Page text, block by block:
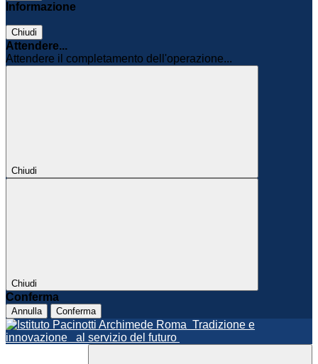
Informazione
Chiudi
Attendere...
Attendere il completamento dell'operazione...
Chiudi
Chiudi
Conferma
Annulla Conferma
Roma Tradizione e
innovazione
al servizio del futuro